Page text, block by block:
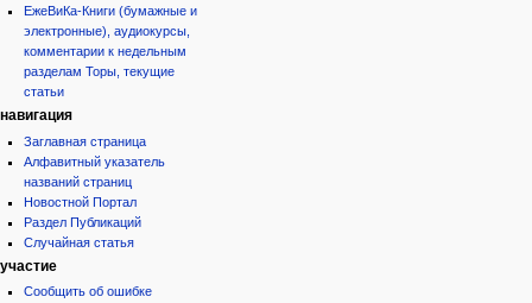
ЕжеВиКа-Книги (бумажные и
электронные), аудиокурсы,
комментарии к недельным
разделам Торы, текущие
статьи
навигация
Заглавная страница
Алфавитный указатель
названий страниц
Новостной Портал
Раздел Публикаций
Случайная статья
участие
Сообщить об ошибке